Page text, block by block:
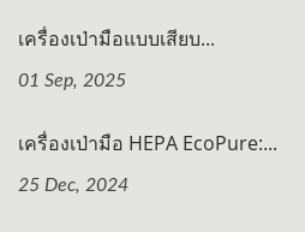
เครื่องเป่ามือแบบเสียบ...
01 Sep, 2025
เครื่องเป่ามือ HEPA EcoPure:...
25 Dec, 2024